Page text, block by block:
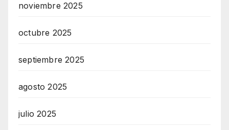
noviembre 2025
octubre 2025
septiembre 2025
agosto 2025
julio 2025